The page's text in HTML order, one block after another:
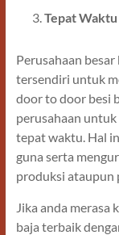
Tepat Waktu
Perusahaan
tersendiri untuk
door to door besi
perusahaan
tepat waktu. Hal
guna serta
produksi ataupun
Jika anda merasa
baja terbaik